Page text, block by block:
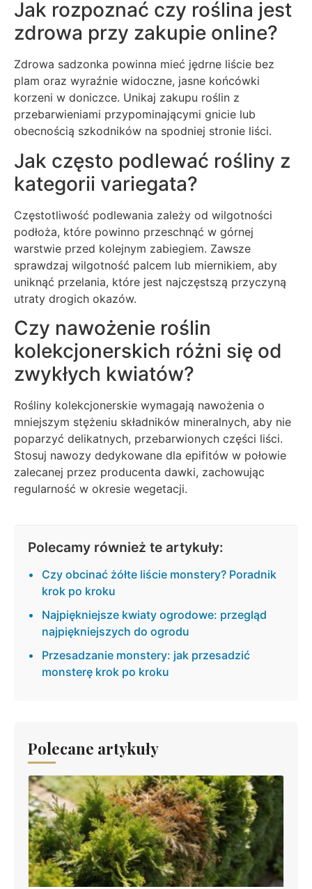
Jak rozpoznać czy roślina jest
zdrowa przy zakupie online?
Zdrowa sadzonka powinna mieć jędrne liście bez
plam oraz wyraźnie widoczne, jasne końcówki
korzeni w doniczce. Unikaj zakupu roślin z
przebarwieniami przypominającymi gnicie lub
obecnością szkodników na spodniej stronie liści.
Jak często podlewać rośliny z
kategorii variegata?
Częstotliwość podlewania zależy od wilgotności
podłoża, które powinno przeschnąć w górnej
warstwie przed kolejnym zabiegiem. Zawsze
sprawdzaj wilgotność palcem lub miernikiem, aby
uniknąć przelania, które jest najczęstszą przyczyną
utraty drogich okazów.
Czy nawożenie roślin
kolekcjonerskich różni się od
zwykłych kwiatów?
Rośliny kolekcjonerskie wymagają nawożenia o
mniejszym stężeniu składników mineralnych, aby nie
poparzyć delikatnych, przebarwionych części liści.
Stosuj nawozy dedykowane dla epifitów w połowie
zalecanej przez producenta dawki, zachowując
regularność w okresie wegetacji.
Polecamy również te artykuły:
Czy obcinać żółte liście monstery? Poradnik
krok po kroku
Najpiękniejsze kwiaty ogrodowe: przegląd
najpiękniejszych do ogrodu
Przesadzanie monstery: jak przesadzić
monsterę krok po kroku
Polecane artykuły